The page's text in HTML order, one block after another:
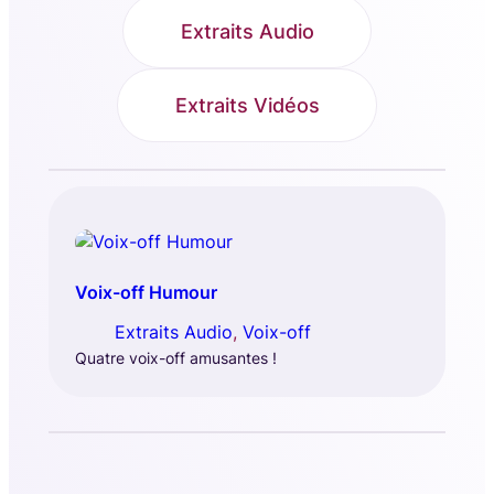
Extraits Audio
Extraits Vidéos
Voix-off Humour
Extraits Audio, Voix-off
Quatre voix-off amusantes !